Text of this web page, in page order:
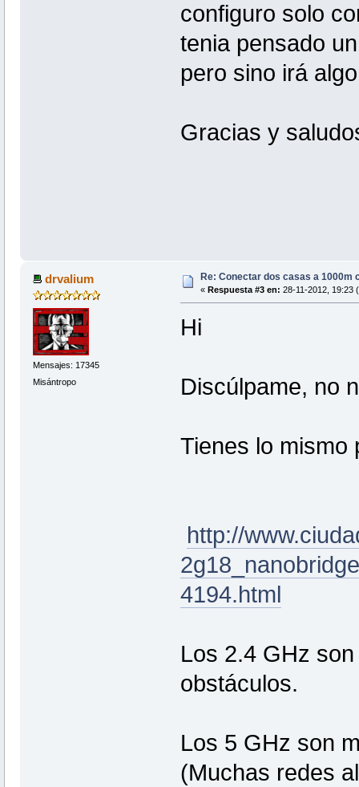
configuro solo
tenia pensado
pero sino irá
Gracias y
drvalium
Mensajes: 17345
Misántropo
Re: Conectar dos casas a 1000m
« Respuesta #3 en: 28-11-2012, 19:23
Hi
Discúlpame, no
Tienes lo mismo
http://
4194.html
Los 2.4 GHz
obstáculos.
Los 5 GHz son
(Muchas redes